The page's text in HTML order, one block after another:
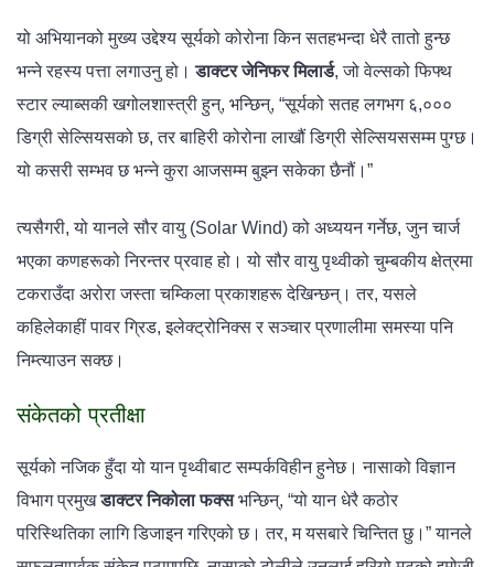
यो अभियानको मुख्य उद्देश्य सूर्यको कोरोना किन सतहभन्दा धेरै तातो हुन्छ
भन्ने रहस्य पत्ता लगाउनु हो।डाक्टर जेनिफर मिलार्ड, जो वेल्सको फिफ्थ
स्टार ल्याब्सकी खगोलशास्त्री हुन्, भन्छिन्, “सूर्यको सतह लगभग ६,०००
डिग्री सेल्सियसको छ, तर बाहिरी कोरोना लाखौं डिग्री सेल्सियससम्म पुग्छ।
यो कसरी सम्भव छ भन्ने कुरा आजसम्म बुझ्न सकेका छैनौं।”
त्यसैगरी, यो यानले सौर वायु (Solar Wind) को अध्ययन गर्नेछ, जुन चार्ज
भएका कणहरूको निरन्तर प्रवाह हो। यो सौर वायु पृथ्वीको चुम्बकीय क्षेत्रमा
टकराउँदा अरोरा जस्ता चम्किला प्रकाशहरू देखिन्छन्। तर, यसले
कहिलेकाहीं पावर ग्रिड, इलेक्ट्रोनिक्स र सञ्चार प्रणालीमा समस्या पनि
निम्त्याउन सक्छ।
संकेतको प्रतीक्षा
सूर्यको नजिक हुँदा यो यान पृथ्वीबाट सम्पर्कविहीन हुनेछ। नासाको विज्ञान
विभाग प्रमुखडाक्टर निकोला फक्सभन्छिन्, “यो यान धेरै कठोर
परिस्थितिका लागि डिजाइन गरिएको छ। तर, म यसबारे चिन्तित छु।” यानले